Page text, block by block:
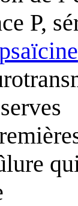
P,